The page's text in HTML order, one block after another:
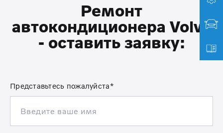
Ремонт
автокондиционера Volvo
- оставить заявку:
Представьтесь пожалуйста*